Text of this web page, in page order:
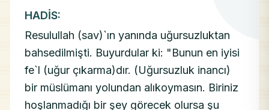
HADİS:
Resulullah (sav)`ın yanında uğursuzluktan
bahsedilmişti. Buyurdular ki: "Bunun en iyisi
fe`l (uğur çıkarma)dır. (Uğursuzluk inancı)
bir müslümanı yolundan alıkoymasın. Biriniz
hoşlanmadığı bir şey görecek olursa şu